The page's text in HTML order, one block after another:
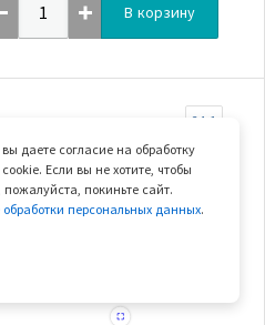
В корзину
24-1
даете согласие на обработку
Если вы не хотите, чтобы
покиньте сайт.
персональных данных.